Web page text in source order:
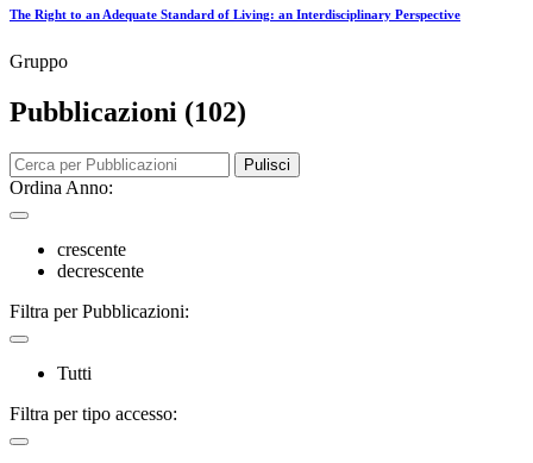
The Right to an Adequate Standard of Living: an Interdisciplinary Perspective
Gruppo
Pubblicazioni (102)
Pulisci
Ordina Anno:
crescente
decrescente
Filtra per Pubblicazioni:
Tutti
Filtra per tipo accesso: